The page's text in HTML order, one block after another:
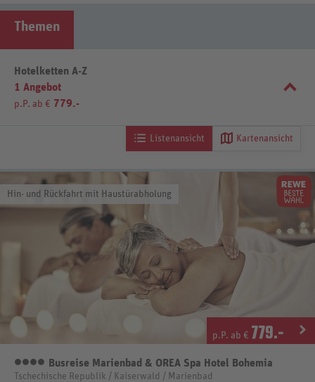
Themen
Hotelketten A-Z
1 Angebot
p.P. ab € 779.-
Listenansicht Kartenansicht
Hin- und Rückfahrt mit Haustürabholung
p.P. ab € 779.-
4 Sterne
Busreise Marienbad & OREA Spa Hotel Bohemia
Tschechische Republik / Kaiserwald / Marienbad